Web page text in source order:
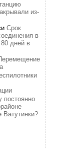
из-
Срок
в
дней в
постоянно